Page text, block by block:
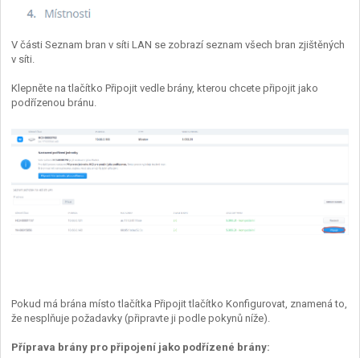
V části Seznam bran v síti LAN se zobrazí seznam všech bran zjištěných
v síti.
Klepněte na tlačítko Připojit vedle brány, kterou chcete připojit jako
podřízenou bránu.
Pokud má brána místo tlačítka Připojit tlačítko Konfigurovat, znamená to,
že nesplňuje požadavky (připravte ji podle pokynů níže).
Příprava brány pro připojení jako podřízené brány: